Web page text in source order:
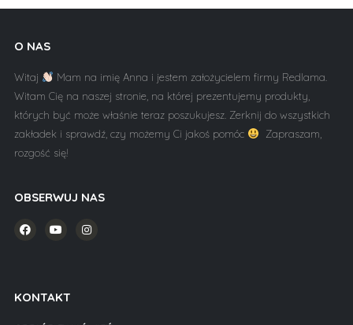
O NAS
Witaj
Mam na imię Anna i jestem założycielem firmy Redlama.
Witam Cię na naszej stronie, na której prezentujemy produkty,
których być może właśnie teraz poszukujesz. Zerknij do wszystkich
zakładek i sprawdź, czy możemy Ci jakoś pomóc
Zapraszam,
rozgość się!
OBSERWUJ NAS
KONTAKT